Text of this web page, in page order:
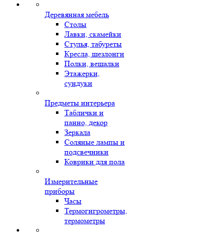
Деревянная мебель
Столы
Лавки, скамейки
Стулья, табуреты
Кресла, шезлонги
Полки, вешалки
Этажерки,
сундуки
Предметы интерьера
Таблички и
панно, декор
Зеркала
Соляные лампы и
подсвечники
Коврики для пола
Измерительные
приборы
Часы
Термогигрометры,
термометры